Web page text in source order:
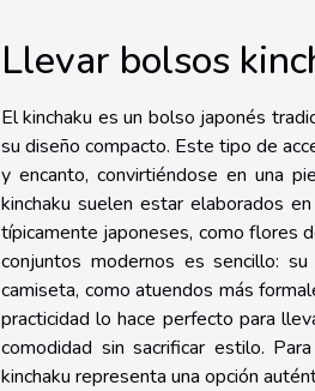
Llevar bolsos
El kinchaku es un bolso japonés
su diseño compacto. Este tipo de
y encanto, convirtiéndose en una
kinchaku suelen estar elaborados
típicamente japoneses, como flores
conjuntos modernos es sencillo:
camiseta, como atuendos más
practicidad lo hace perfecto para
comodidad sin sacrificar estilo.
kinchaku representa una opción